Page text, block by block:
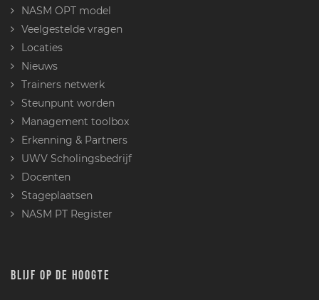
NASM OPT model
Veelgestelde vragen
Locaties
Nieuws
Trainers netwerk
Steunpunt worden
Management toolbox
Erkenning & Partners
UWV Scholingsbedrijf
Docenten
Stageplaatsen
NASM PT Register
BLIJF OP DE HOOGTE